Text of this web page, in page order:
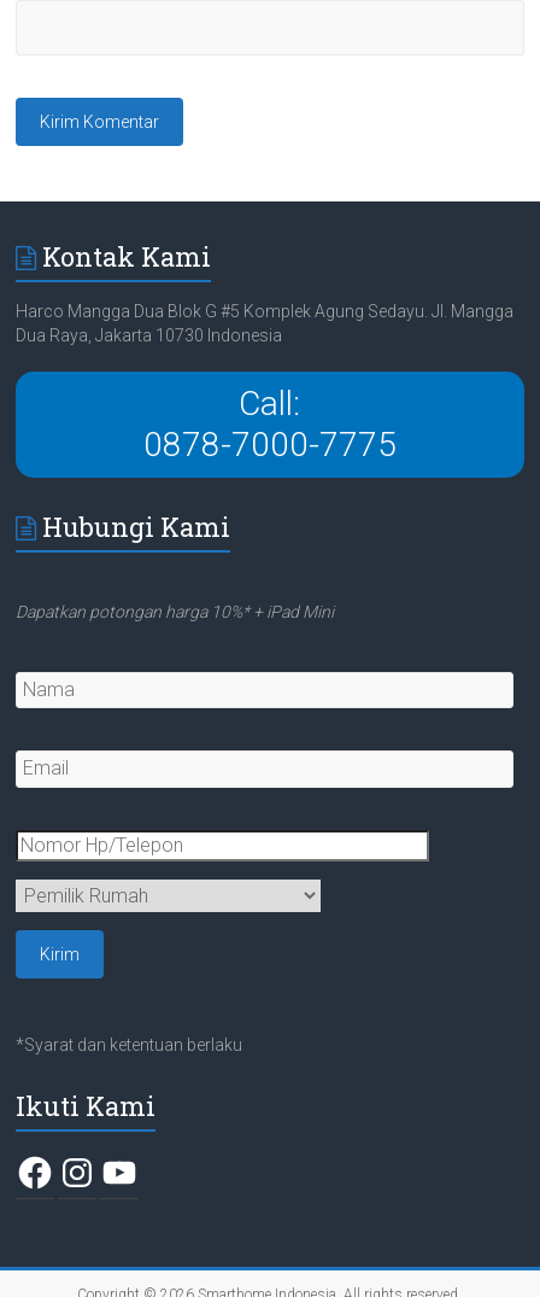
Kontak Kami
Harco Mangga Dua Blok G #5 Komplek Agung Sedayu. Jl. Mangga
Dua Raya, Jakarta 10730 Indonesia
Call:
0878-7000-7775
Hubungi Kami
Dapatkan potongan harga 10%* + iPad Mini
*Syarat dan ketentuan berlaku
Ikuti Kami
FacebookInstagram
YouTube